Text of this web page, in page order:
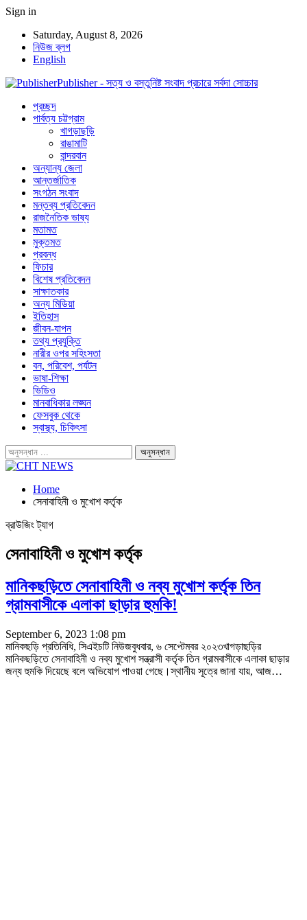
Sign in
Saturday, August 8, 2026
নিউজ ব্লগ
English
Publisher - সত্য ও বস্তুনিষ্ট সংবাদ প্রচারে সর্বদা সোচ্চার
প্রচ্ছদ
পার্বত্য চট্টগ্রাম
খাগড়াছড়ি
রাঙামাটি
বান্দরবান
অন্যান্য জেলা
আন্তর্জাতিক
সংগঠন সংবাদ
মন্তব্য প্রতিবেদন
রাজনৈতিক ভাষ্য
মতামত
মুক্তমত
প্রবন্ধ
ফিচার
বিশেষ প্রতিবেদন
সাক্ষাতকার
অন্য মিডিয়া
ইতিহাস
জীবন-যাপন
তথ্য প্রযুক্তি
নারীর ওপর সহিংসতা
বন, পরিবেশ, পর্যটন
ভাষা-শিক্ষা
ভিডিও
মানবাধিকার লঙ্ঘন
ফেসবুক থেকে
স্বাস্থ্য, চিকিৎসা
Home
সেনাবাহিনী ও মুখোশ কর্তৃক
ব্রাউজিং ট্যাগ
সেনাবাহিনী ও মুখোশ কর্তৃক
মানিকছড়িতে সেনাবাহিনী ও নব্য মুখোশ কর্তৃক তিন
গ্রামবাসীকে এলাকা ছাড়ার হুমকি!
September 6, 2023 1:08 pm
মানিকছড়ি প্রতিনিধি, সিএইচটি নিউজবুধবার, ৬ সেপ্টেম্বর ২০২৩খাগড়াছড়ির
মানিকছড়িতে সেনাবাহিনী ও নব্য মুখোশ সন্ত্রাসী কর্তৃক তিন গ্রামবাসীকে এলাকা ছাড়ার
জন্য হুমকি দিয়েছে বলে অভিযোগ পাওয়া গেছে।স্থানীয় সূত্রে জানা যায়, আজ…